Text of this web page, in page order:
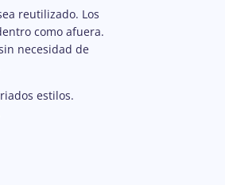
reutilizado. Los
como afuera.
necesidad de
estilos.